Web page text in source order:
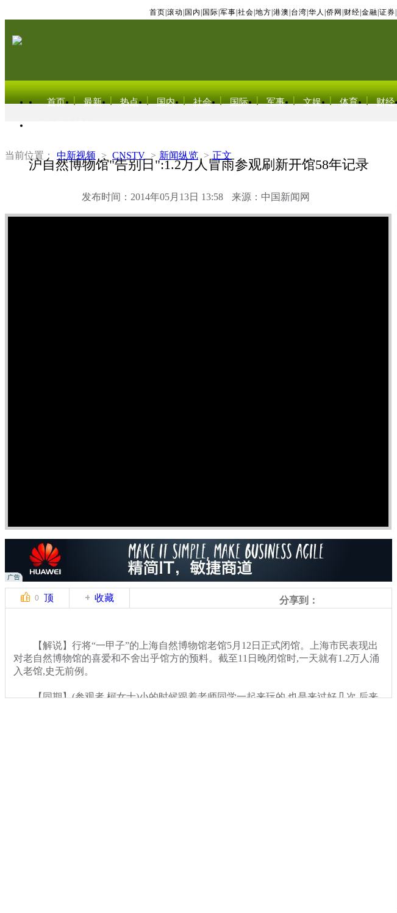
首页 滚动 国内 国际 军事 社会 地方 港澳 台湾 华人 侨网 财经 金融 证券
首页 最新 热点 国内 社会 国际 军事 文娱 体育 财经
当前位置： 中新视频 > CNSTV > 新闻纵览 > 正文
沪自然博物馆"告别日":1.2万人冒雨参观刷新开馆58年记录
发布时间：2014年05月13日 13:58 来源：中国新闻网
0 顶 收藏 分享到：
【解说】行将“一甲子”的上海自然博物馆老馆5月12日正式闭馆。上海市民表现出
对老自然博物馆的喜爱和不舍出乎馆方的预料。截至11日晚闭馆时,一天就有1.2万人涌
入老馆,史无前例。
【同期】(参观者 柯女士)小的时候跟着老师同学一起来玩的 也是来过好几次 后来